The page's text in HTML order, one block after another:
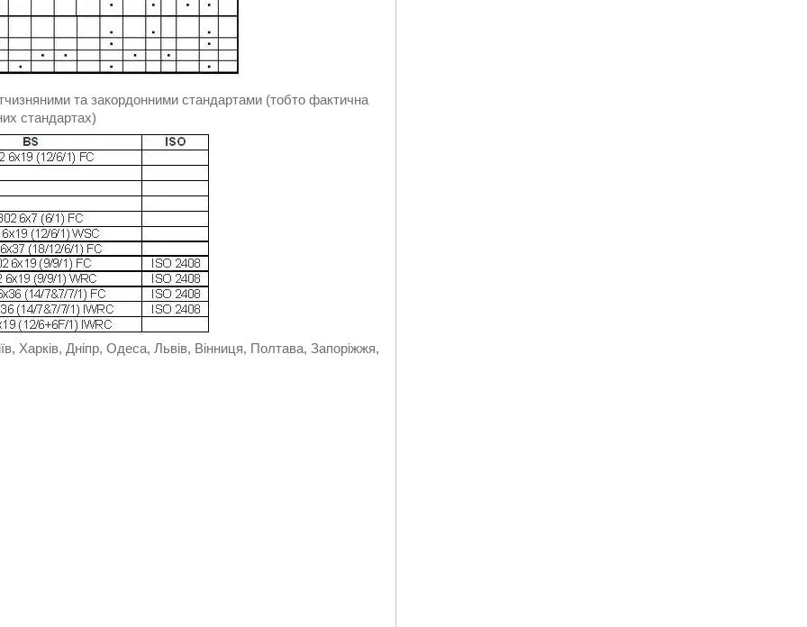
та закордонними стандартами (тобто фактична
стандартах)
Харків, Дніпр, Одеса, Львів, Вінниця, Полтава, Запоріжжя,